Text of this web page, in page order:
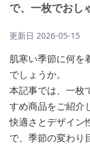
で、一枚でおし
更新日 2026-05-15
肌寒い季節に何を
でしょうか。
本記事では、一枚
すめ商品をご紹介
快適さとデザイン
で、季節の変わり